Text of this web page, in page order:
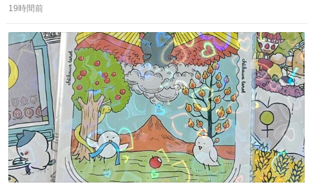
るだけ。冷蔵庫で置くだけで味がしみ込み、さっぱりなの
い日にもぴったりの大葉と豆腐の漬けレシピです。 詳しく
はリプ欄を見てね👇
信
ポ
ト
数
数
19時間前